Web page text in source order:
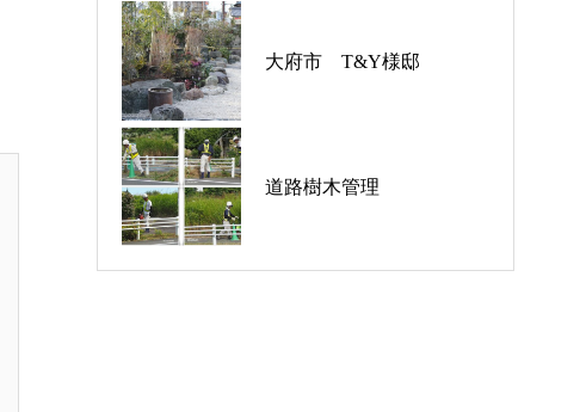
大府市 T&Y様邸
道路樹木管理
道路樹木管理
大府市 T&Y様邸
道路樹木管理
ふれ愛サポートセンター